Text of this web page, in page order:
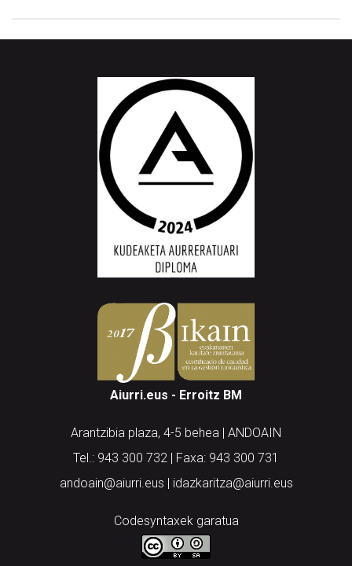
Aiurri.eus - Erroitz BM
Arantzibia plaza, 4-5 behea | ANDOAIN
Tel.: 943 300 732 | Faxa: 943 300 731
andoain@aiurri.eus | idazkaritza@aiurri.eus
Codesyntaxek garatua